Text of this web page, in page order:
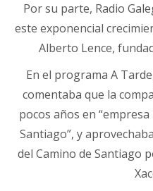
Por su parte, Radio
este exponencial
Alberto Lence,
En el programa A
comentaba que la
pocos años en
Santiago”, y
del Camino de Santiago